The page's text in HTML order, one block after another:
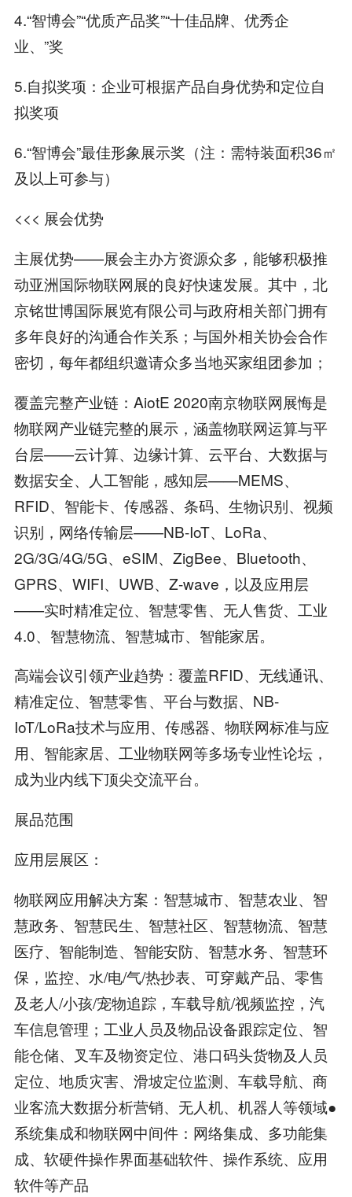
4.“智博会”“优质产品奖”“十佳品牌、优秀企
业、”奖
5.自拟奖项：企业可根据产品自身优势和定位自
拟奖项
6.“智博会”最佳形象展示奖（注：需特装面积36㎡
及以上可参与）
<<< 展会优势
主展优势——展会主办方资源众多，能够积极推
动亚洲国际物联网展的良好快速发展。其中，北
京铭世博国际展览有限公司与政府相关部门拥有
多年良好的沟通合作关系；与国外相关协会合作
密切，每年都组织邀请众多当地买家组团参加；
覆盖完整产业链：AiotE 2020南京物联网展悔是
物联网产业链完整的展示，涵盖物联网运算与平
台层——云计算、边缘计算、云平台、大数据与
数据安全、人工智能，感知层——MEMS、
RFID、智能卡、传感器、条码、生物识别、视频
识别，网络传输层——NB-IoT、LoRa、
2G/3G/4G/5G、eSIM、ZigBee、Bluetooth、
GPRS、WIFI、UWB、Z-wave，以及应用层
——实时精准定位、智慧零售、无人售货、工业
4.0、智慧物流、智慧城市、智能家居。
高端会议引领产业趋势：覆盖RFID、无线通讯、
精准定位、智慧零售、平台与数据、NB-
IoT/LoRa技术与应用、传感器、物联网标准与应
用、智能家居、工业物联网等多场专业性论坛，
成为业内线下顶尖交流平台。
展品范围
应用层展区：
物联网应用解决方案：智慧城市、智慧农业、智
慧政务、智慧民生、智慧社区、智慧物流、智慧
医疗、智能制造、智能安防、智慧水务、智慧环
保，监控、水/电/气/热抄表、可穿戴产品、零售
及老人/小孩/宠物追踪，车载导航/视频监控，汽
车信息管理；工业人员及物品设备跟踪定位、智
能仓储、叉车及物资定位、港口码头货物及人员
定位、地质灾害、滑坡定位监测、车载导航、商
业客流大数据分析营销、无人机、机器人等领域●
系统集成和物联网中间件：网络集成、多功能集
成、软硬件操作界面基础软件、操作系统、应用
软件等产品